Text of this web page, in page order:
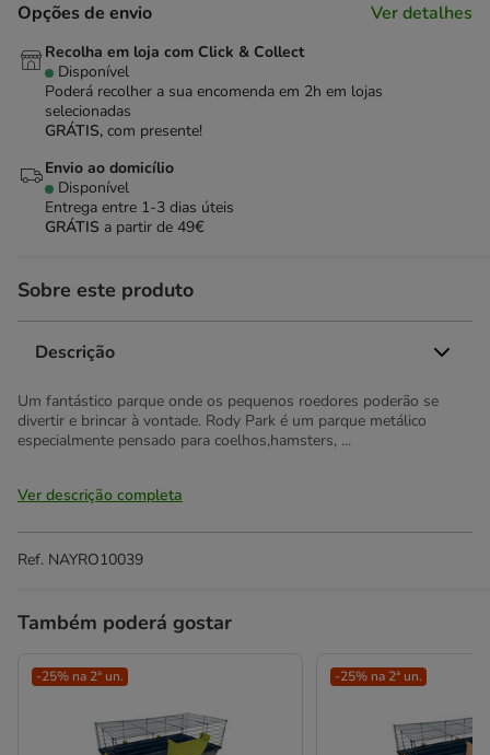
Opções de envio Ver detalhes
Recolha em loja com Click & Collect
Disponível
Poderá recolher a sua encomenda em 2h em lojas
selecionadas
GRÁTIS, com presente!
Envio ao domicílio
Disponível
Entrega entre 1-3 dias úteis
GRÁTIS a partir de 49€
Sobre este produto
Descrição
Um fantástico parque onde os pequenos roedores poderão se
divertir e brincar à vontade. Rody Park é um parque metálico
especialmente pensado para coelhos,hamsters, ...
Ver descrição completa
Ref. NAYRO10039
Também poderá gostar
-25% na 2ª un. -25% na 2ª un.